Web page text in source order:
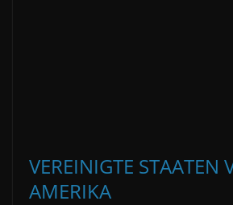
VEREINIGTE STAATEN
AMERIKA